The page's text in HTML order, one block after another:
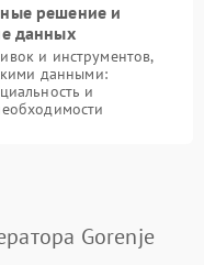
решение и
данных
и инструментов,
данными:
и
Gorenje